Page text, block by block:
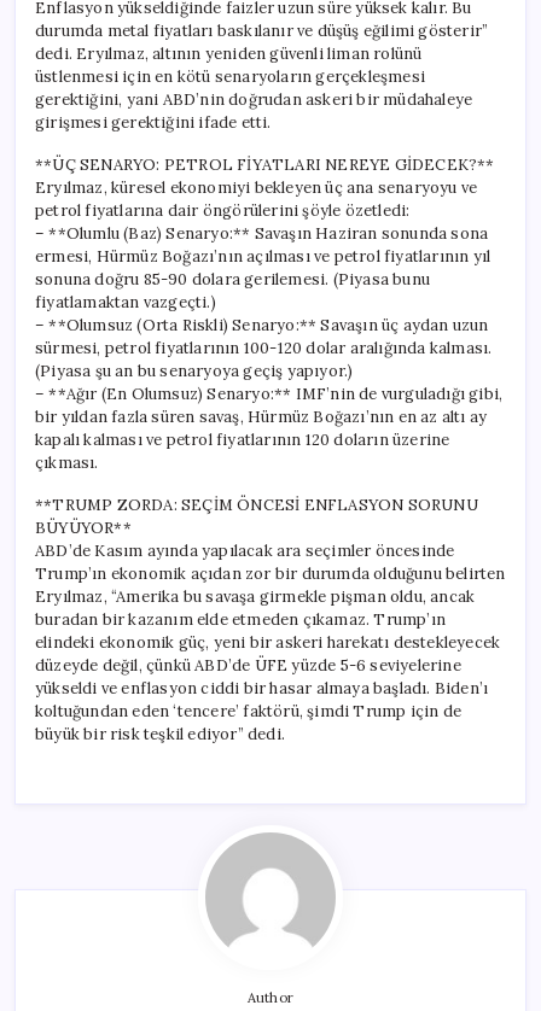
Enflasyon yükseldiğinde faizler uzun süre yüksek kalır. Bu
durumda metal fiyatları baskılanır ve düşüş eğilimi gösterir”
dedi. Eryılmaz, altının yeniden güvenli liman rolünü
üstlenmesi için en kötü senaryoların gerçekleşmesi
gerektiğini, yani ABD’nin doğrudan askeri bir müdahaleye
girişmesi gerektiğini ifade etti.
**ÜÇ SENARYO: PETROL FİYATLARI NEREYE GİDECEK?**
Eryılmaz, küresel ekonomiyi bekleyen üç ana senaryoyu ve
petrol fiyatlarına dair öngörülerini şöyle özetledi:
– **Olumlu (Baz) Senaryo:** Savaşın Haziran sonunda sona
ermesi, Hürmüz Boğazı’nın açılması ve petrol fiyatlarının yıl
sonuna doğru 85-90 dolara gerilemesi. (Piyasa bunu
fiyatlamaktan vazgeçti.)
– **Olumsuz (Orta Riskli) Senaryo:** Savaşın üç aydan uzun
sürmesi, petrol fiyatlarının 100-120 dolar aralığında kalması.
(Piyasa şu an bu senaryoya geçiş yapıyor.)
– **Ağır (En Olumsuz) Senaryo:** IMF’nin de vurguladığı gibi,
bir yıldan fazla süren savaş, Hürmüz Boğazı’nın en az altı ay
kapalı kalması ve petrol fiyatlarının 120 doların üzerine
çıkması.
**TRUMP ZORDA: SEÇİM ÖNCESİ ENFLASYON SORUNU
BÜYÜYOR**
ABD’de Kasım ayında yapılacak ara seçimler öncesinde
Trump’ın ekonomik açıdan zor bir durumda olduğunu belirten
Eryılmaz, “Amerika bu savaşa girmekle pişman oldu, ancak
buradan bir kazanım elde etmeden çıkamaz. Trump’ın
elindeki ekonomik güç, yeni bir askeri harekatı destekleyecek
düzeyde değil, çünkü ABD’de ÜFE yüzde 5-6 seviyelerine
yükseldi ve enflasyon ciddi bir hasar almaya başladı. Biden’ı
koltuğundan eden ‘tencere’ faktörü, şimdi Trump için de
büyük bir risk teşkil ediyor” dedi.
Author